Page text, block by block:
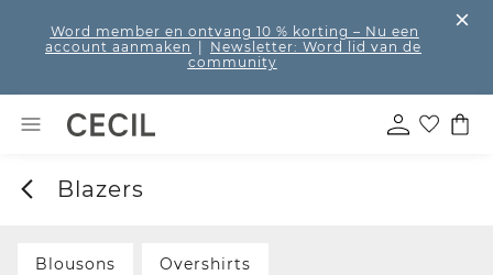
Word member en ontvang 10 % korting – Nu een
account aanmaken
Newsletter: Word lid van de
community
Blazers
Blousons Overshirts